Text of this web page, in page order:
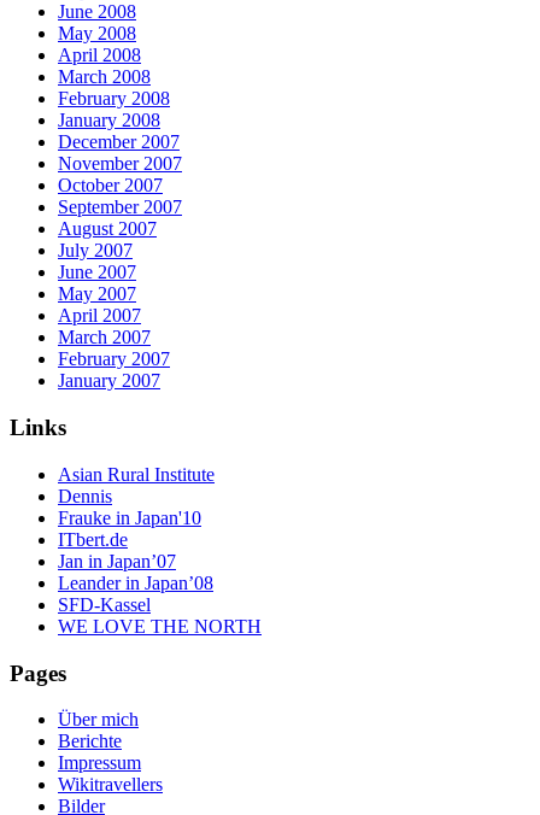
June 2008
May 2008
April 2008
March 2008
February 2008
January 2008
December 2007
November 2007
October 2007
September 2007
August 2007
July 2007
June 2007
May 2007
April 2007
March 2007
February 2007
January 2007
Links
Asian Rural Institute
Dennis
Frauke in Japan'10
ITbert.de
Jan in Japan’07
Leander in Japan’08
SFD-Kassel
WE LOVE THE NORTH
Pages
Über mich
Berichte
Impressum
Wikitravellers
Bilder